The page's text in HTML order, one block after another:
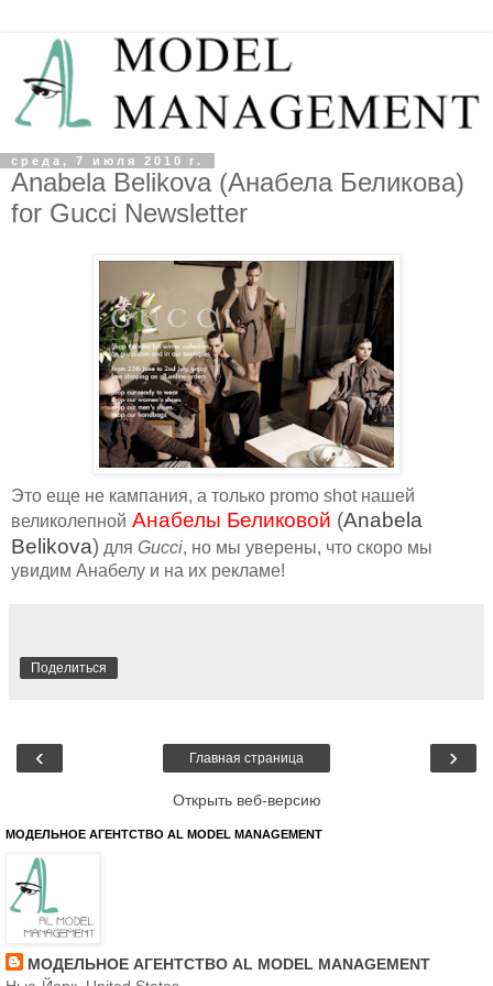
среда, 7 июля 2010 г.
Anabela Belikova (Анабела Беликова)
for Gucci Newsletter
Это еще не кампания, а только promo shot нашей
великолепной Анабелы Беликовой (Anabela
Belikova) для Gucci, но мы уверены, что скоро мы
увидим Анабелу и на их рекламе!
Поделиться
‹ ›
Главная страница
Открыть веб-версию
МОДЕЛЬНОЕ АГЕНТСТВО AL MODEL MANAGEMENT
МОДЕЛЬНОЕ АГЕНТСТВО AL MODEL MANAGEMENT